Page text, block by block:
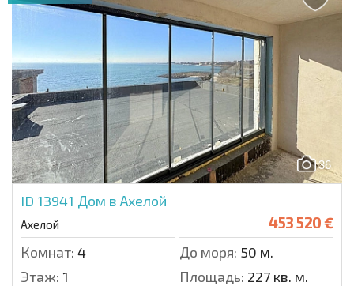
36
ID 13941 Дом в Ахелой
Ахелой 453 520 €
Комнат: 4 До моря: 50 м.
Этаж: 1 Площадь: 227 кв. м.